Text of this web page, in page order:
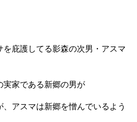
庇護してる影森の次男・アスマ
実家である新郷の男が
アスマは新郷を憎んでいるよう